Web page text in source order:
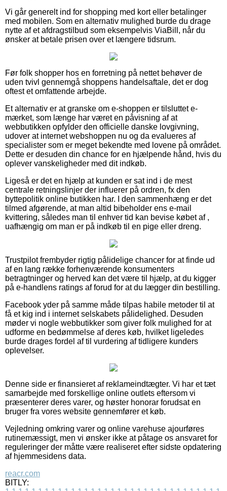
Vi går generelt ind for shopping med kort eller betalinger
med mobilen. Som en alternativ mulighed burde du drage
nytte af et afdragstilbud som eksempelvis ViaBill, når du
ønsker at betale prisen over et længere tidsrum.
Før folk shopper hos en forretning på nettet behøver de
uden tvivl gennemgå shoppens handelsaftale, det er dog
oftest et omfattende arbejde.
Et alternativ er at granske om e-shoppen er tilsluttet e-
mærket, som længe har været en påvisning af at
webbutikken opfylder den officielle danske lovgivning,
udover at internet webshoppen nu og da evalueres af
specialister som er meget bekendte med lovene på området.
Dette er desuden din chance for en hjælpende hånd, hvis du
oplever vanskeligheder med dit indkøb.
Ligeså er det en hjælp at kunden er sat ind i de mest
centrale retningslinjer der influerer på ordren, fx den
byttepolitik online butikken har. I den sammenhæng er det
tilmed afgørende, at man altid bibeholder ens e-mail
kvittering, således man til enhver tid kan bevise købet af ,
uafhængig om man er på indkøb til en pige eller dreng.
Trustpilot frembyder rigtig pålidelige chancer for at finde ud
af en lang række forhenværende konsumenters
betragtninger og herved kan det være til hjælp, at du kigger
på e-handlens ratings af forud for at du lægger din bestilling.
Facebook yder på samme måde tilpas habile metoder til at
få et kig ind i internet selskabets pålidelighed. Desuden
møder vi nogle webbutikker som giver folk mulighed for at
udforme en bedømmelse af deres køb, hvilket ligeledes
burde drages fordel af til vurdering af tidligere kunders
oplevelser.
Denne side er finansieret af reklameindtægter. Vi har et tæt
samarbejde med forskellige online outlets eftersom vi
præsenterer deres varer, og høster honorar forudsat en
bruger fra vores website gennemfører et køb.
Vejledning omkring varer og online varehuse ajourføres
rutinemæssigt, men vi ønsker ikke at påtage os ansvaret for
reguleringer der måtte være realiseret efter sidste opdatering
af hjemmesidens data.
reacr.com
BITLY: